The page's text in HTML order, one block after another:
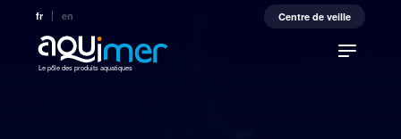
fr en Centre de veille
Le pôle des produits aquatiques